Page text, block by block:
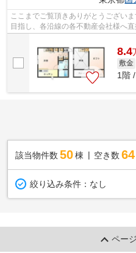
ここまでご覧頂きありがとうござい
目指し、各沿線の各不動産会社様へ
8.4
敷金
1階
該当物件数 50棟 空き数 64
絞り込み条件： なし
ペー